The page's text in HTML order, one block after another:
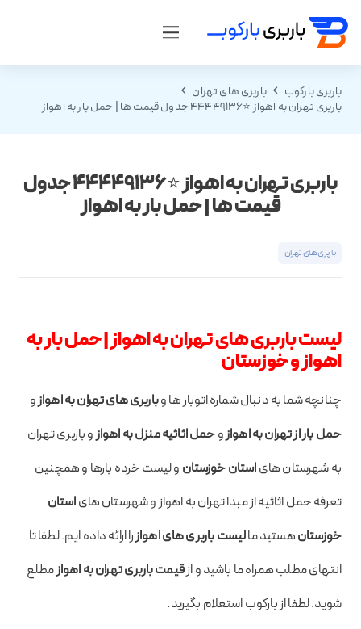
باربری بارکوب
باربری های تهران
باربری تهران به اهواز ⭐️44449136 جدول قیمت ها | حمل بار به اهواز
باربری تهران به اهواز ⭐️44449136 جدول
قیمت ها | حمل بار به اهواز
باربری های تهران
لیست باربری های تهران به اهواز | حمل بار به
اهواز و خوزستان
چنانچه شما به دنبال شماره اتوبار ها وباربری های تهران به اهوازو
حمل بار از تهران به اهوازوحمل اثاثیه منزل به اهوازو باربری تهران
به شهرستان هایاستان خوزستان و لیست خرده بارها و همچنین
تعرفه حمل اثاثیه از مبدا تهران به اهواز و شهرستان هایاستان
خوزستانهستید مالیست باربری های اهوازرا ارائه داده ایم. لطفا تا
انتهای مطلب همراه ما باشید و ازقیمت باربری تهران به اهوازمطلع
شوید. لطفا از بارکوب استعلام بگیرید.